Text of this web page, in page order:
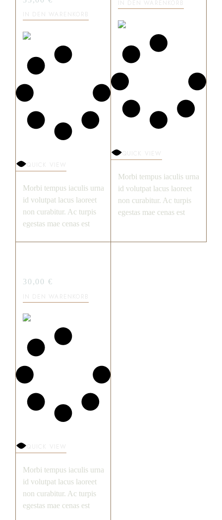
Morbi tempus iaculis urna
id volutpat lacus laoreet
non curabitur. Ac turpis
egestas mae cenas est
Morbi tempus iaculis urna
id volutpat lacus laoreet
non curabitur. Ac turpis
egestas mae cenas est
30,00€
Morbi tempus iaculis urna
id volutpat lacus laoreet
non curabitur. Ac turpis
egestas mae cenas est